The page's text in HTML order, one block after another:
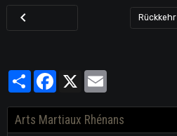
Rückkehr
PartagerFacebook
X
Arts Martiaux Rhénans